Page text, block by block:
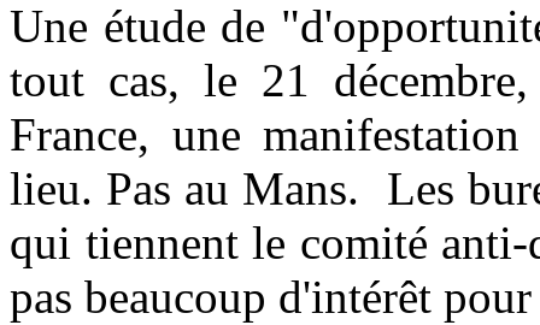
Une étude de
tout cas, le 21
France, une
lieu. Pas au Mans. Les
qui tiennent le comité
pas beaucoup d'intérêt